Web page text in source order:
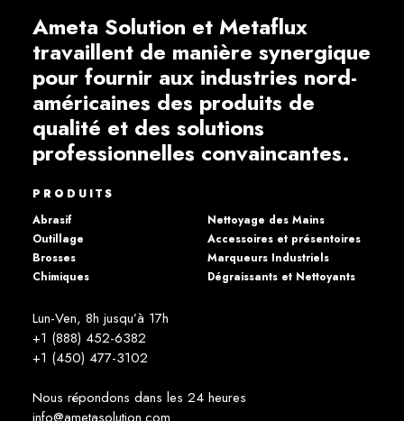
Ameta Solution et Metaflux
travaillent de manière synergique
pour fournir aux industries nord-
américaines des produits de
qualité et des solutions
professionnelles convaincantes.
PRODUITS
Abrasif
Outillage
Brosses
Chimiques
Nettoyage des Mains
Accessoires et présentoires
Marqueurs Industriels
Dégraissants et Nettoyants
Lun-Ven, 8h jusqu’à 17h
+1 (888) 452-6382
+1 (450) 477­-3102
Nous répondons dans les 24 heures